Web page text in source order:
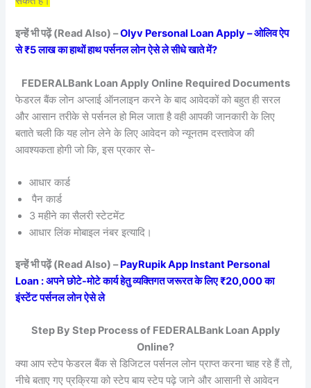
इन्हें भी पढ़ें (Read Also) –Olyv Personal Loan Apply – ओलिव ऐप
से ₹5 लाख का हाथों हाथ पर्सनल लोन ऐसे ले सीधे खाते में?
FEDERALBank Loan Apply Online Required Documents
फेडरल बैंक लोन अप्लाई ऑनलाइन करने के बाद आवेदकों को बहुत ही सरल
और आसान तरीके से पर्सनल हो मिल जाता है वही आपकी जानकारी के लिए
बताते चली कि यह लोन लेने के लिए आवेदन को न्यूनतम दस्तावेज की
आवश्यकता होगी जो कि, इस प्रकार से-
आधार कार्ड
पैन कार्ड
3 महीने का सैलरी स्टेटमेंट
आधार लिंक मोबाइल नंबर इत्यादि।
इन्हें भी पढ़ें (Read Also) –PayRupik App Instant Personal
Loan : अपने छोटे-मोटे कार्य हेतु व्यक्तिगत जरूरत के लिए ₹20,000 का
इंस्टेंट पर्सनल लोन ऐसे ले
Step By Step Process of FEDERALBank Loan Apply
Online?
क्या आप स्टेप फेडरल बैंक से डिजिटल पर्सनल लोन प्राप्त करना चाह रहे हैं तो,
नीचे बताए गए प्रक्रिया को स्टेप बाय स्टेप पढ़े जाने और आसानी से आवेदन